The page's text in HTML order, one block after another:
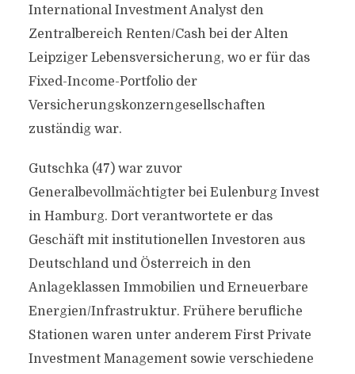
International Investment Analyst den
Zentralbereich Renten/Cash bei der Alten
Leipziger Lebensversicherung, wo er für das
Fixed-Income-Portfolio der
Versicherungskonzerngesellschaften
zuständig war.
Gutschka (47) war zuvor
Generalbevollmächtigter bei Eulenburg Invest
in Hamburg. Dort verantwortete er das
Geschäft mit institutionellen Investoren aus
Deutschland und Österreich in den
Anlageklassen Immobilien und Erneuerbare
Energien/Infrastruktur. Frühere berufliche
Stationen waren unter anderem First Private
Investment Management sowie verschiedene